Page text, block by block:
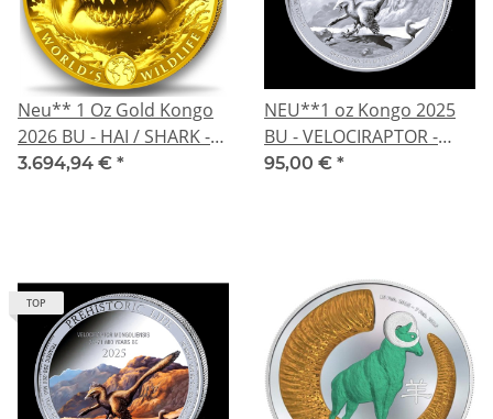
Neu** 1 Oz Gold Kongo
2026 BU - HAI / SHARK -
Worlds Wildlife (8) - Gold
3.694,94 € *
NEU**1 oz Kongo 2025
BU - VELOCIRAPTOR -
Killersaurier Serie
95,00 € *
TOP